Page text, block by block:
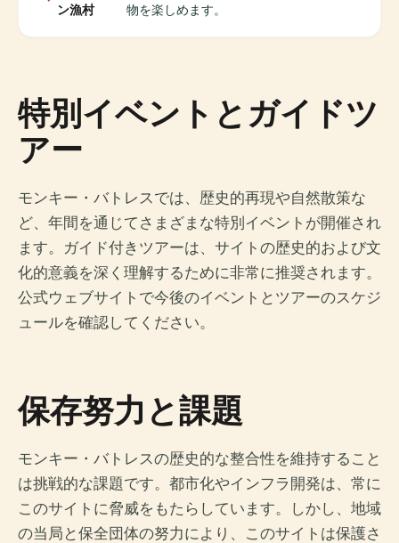
ン漁村
物を楽しめます。
特別イベントとガイドツ
アー
モンキー・バトレスでは、歴史的再現や自然散策な
ど、年間を通じてさまざまな特別イベントが開催され
ます。ガイド付きツアーは、サイトの歴史的および文
化的意義を深く理解するために非常に推奨されます。
公式ウェブサイトで今後のイベントとツアーのスケジ
ュールを確認してください。
保存努力と課題
モンキー・バトレスの歴史的な整合性を維持すること
は挑戦的な課題です。都市化やインフラ開発は、常に
このサイトに脅威をもたらしています。しかし、地域
の当局と保全団体の努力により、このサイトは保護さ